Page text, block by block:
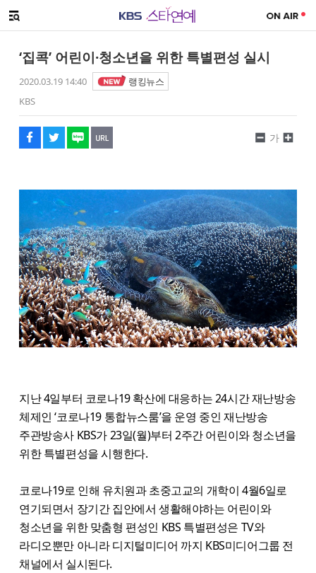
메뉴 열기
‘집콕’ 어린이·청소년을 위한 특별편성 실시
2020.03.19 14:40
랭킹뉴스
KBS
페이스북
트위터
네이버
URL복사
글씨 작게보기
가
글씨 크게보기
지난 4일부터 코로나19 확산에 대응하는 24시간 재난방송
체제인 ‘코로나19 통합뉴스룸’을 운영 중인 재난방송
주관방송사 KBS가 23일(월)부터 2주간 어린이와 청소년을
위한 특별편성을 시행한다.
코로나19로 인해 유치원과 초중고교의 개학이 4월6일로
연기되면서 장기간 집안에서 생활해야하는 어린이와
청소년을 위한 맞춤형 편성인 KBS 특별편성은 TV와
라디오뿐만 아니라 디지털미디어 까지 KBS미디어그룹 전
채널에서 실시된다.
해시태그